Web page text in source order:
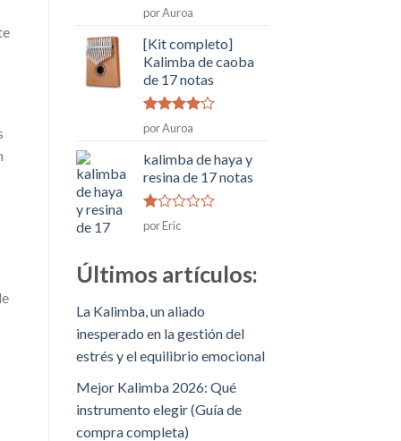
Rated5de
5
por Auroa
[Kit completo]
Kalimba de caoba
de 17 notas
Rated4
de 5
por Auroa
kalimba de haya y
resina de 17 notas
Rated
1
por Eric
Últimos artículos:
La Kalimba, un aliado
inesperado en la gestión del
estrés y el equilibrio emocional
Mejor Kalimba 2026: Qué
instrumento elegir (Guía de
compra completa)